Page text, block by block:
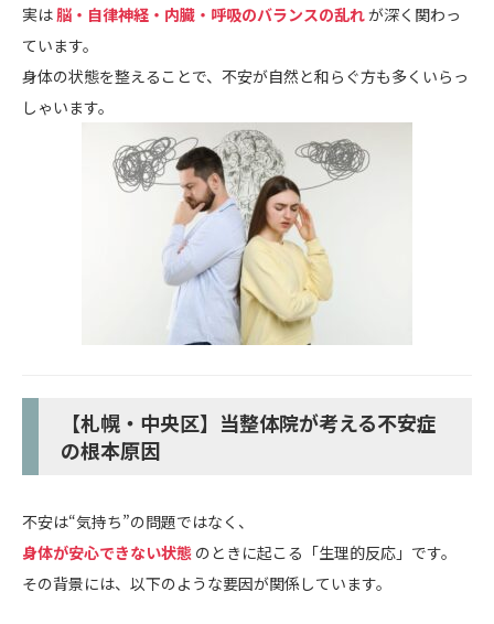
実は 脳・自律神経・内臓・呼吸のバランスの乱れが深く関わっ
ています。
身体の状態を整えることで、不安が自然と和らぐ方も多くいらっ
しゃいます。
【札幌・中央区】当整体院が考える不安症
の根本原因
不安は“気持ち”の問題ではなく、
身体が安心できない状態 のときに起こる「生理的反応」です。
その背景には、以下のような要因が関係しています。